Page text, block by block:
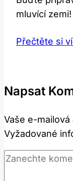
mluvící zemi!
Přečtěte si
Napsat
Vaše e-
Vyžadované